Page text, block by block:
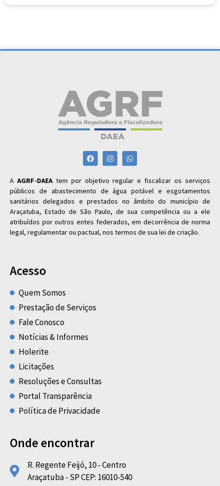
A AGRF-DAEAtem por objetivo regular e fiscalizar os serviços
públicos de abastecimento de água potável e esgotamentos
sanitários delegados e prestados no âmbito do município de
Araçatuba, Estado de São Paulo, de sua competência ou a ele
atribuídos por outros entes federados, em decorrência de norma
legal, regulamentar ou pactual, nos termos de sua lei de criação.
Acesso
Quem Somos
Prestação de Serviços
Fale Conosco
Notícias & Informes
Holerite
Licitações
Resoluções e Consultas
Portal Transparência
Política de Privacidade
Onde encontrar
R. Regente Feijó, 10 - Centro
Araçatuba - SP CEP: 16010-540